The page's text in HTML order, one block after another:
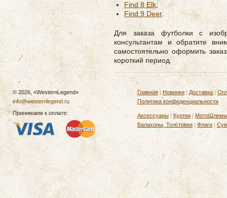
Find 8 Elk;
Find 9 Deer.
Для заказа футболки с
консультантам и обратите
самостоятельно оформить
короткий период.
© 2026, «WesternLegend»
info@westernlegend.ru
Принимаем к оплате:
Главная|Новинки| Доставка |
Политика конфеденциальности
Аксессуары | Куртки | МотоШлемы
Балахоны, Толстовки | Флаги |